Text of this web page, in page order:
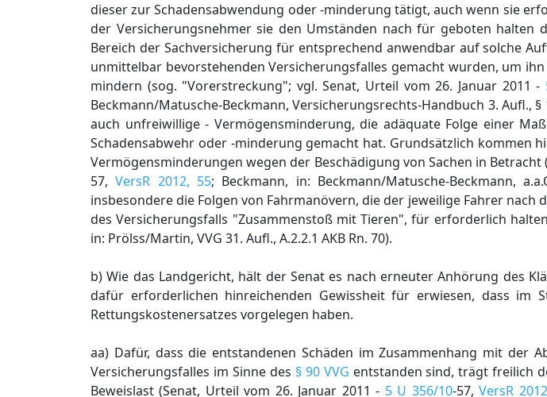
dieser zur Schadensabwendung oder -minderung tätigt, auch wenn sie
der Versicherungsnehmer sie den Umständen nach für geboten halten
Bereich der Sachversicherung für entsprechend anwendbar auf solche
unmittelbar bevorstehenden Versicherungsfalles gemacht wurden, um
mindern (sog. "Vorerstreckung"; vgl. Senat, Urteil vom 26. Januar 2011 -
Beckmann/Matusche-Beckmann, Versicherungsrechts-Handbuch 3. Aufl.,
auch unfreiwillige - Vermögensminderung, die adäquate Folge einer
Schadensabwehr oder -minderung gemacht hat. Grundsätzlich kommen
Vermögensminderungen wegen der Beschädigung von Sachen in Betracht
57,VersR 2012, 55; Beckmann, in: Beckmann/Matusche-Beckmann,
insbesondere die Folgen von Fahrmanövern, die der jeweilige Fahrer
des Versicherungsfalls "Zusammenstoß mit Tieren", für erforderlich
in: Prölss/Martin, VVG 31. Aufl., A.2.2.1 AKB Rn. 70).
b) Wie das Landgericht, hält der Senat es nach erneuter Anhörung des
dafür erforderlichen hinreichenden Gewissheit für erwiesen, dass im
Rettungskostenersatzes vorgelegen haben.
aa) Dafür, dass die entstandenen Schäden im Zusammenhang mit der
Versicherungsfalles im Sinne des § 90 VVG entstanden sind, trägt freilich
Beweislast (Senat, Urteil vom 26. Januar 2011 - 5 U 356/10-57,VersR